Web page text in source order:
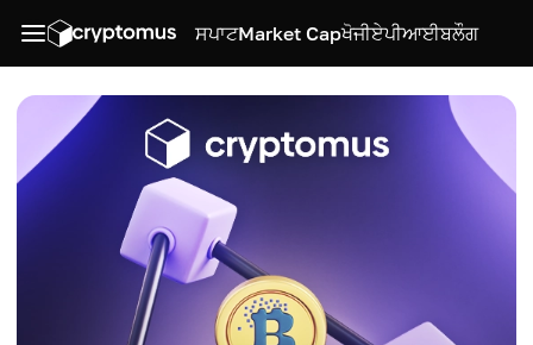
ਸਪਾਟMarket Capਖੋਜੀਏਪੀਆਈਬਲੌਗ